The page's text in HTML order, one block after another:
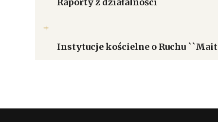
Instytucje kościelne o Ruchu